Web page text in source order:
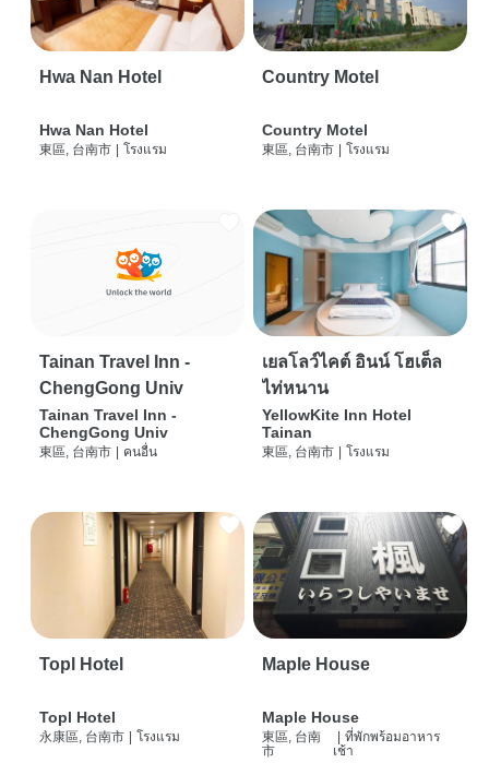
Hwa Nan Hotel
Hwa Nan Hotel
東區, 台南市 | โรงแรม
Country Motel
Country Motel
東區, 台南市 | โรงแรม
Tainan Travel Inn -
ChengGong Univ
Tainan Travel Inn -
ChengGong Univ
東區, 台南市 | คนอื่น
เยลโลว์ไคต์ อินน์ โฮเต็ล
ไท่หนาน
YellowKite Inn Hotel
Tainan
東區, 台南市 | โรงแรม
Topl Hotel
Topl Hotel
永康區, 台南市 | โรงแรม
Maple House
Maple House
東區, 台南
市
| ที่พักพร้อมอาหาร
เช้า